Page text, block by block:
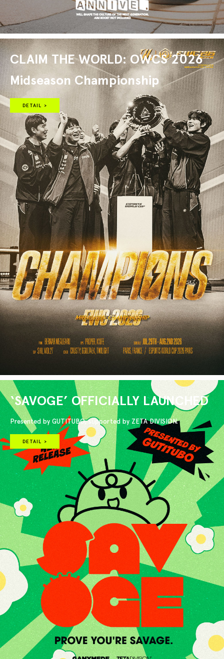
CLAIM THE WORLD: OWCS 2026
Midseason Championship
DETAIL >
‘SAVOGE’ OFFICIALLY LAUNCHED
Presented by GUTITUBO, supported by ZETA DIVISION.
DETAIL >